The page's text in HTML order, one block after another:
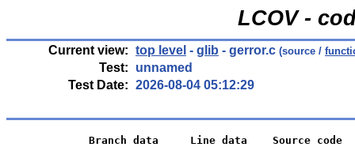
LCOV -
Current view: top level - glib - gerror.c (source /
Test:
unnamed
Test Date: 2026-08-04 05:12:29
             Branch data     Line data    Source code